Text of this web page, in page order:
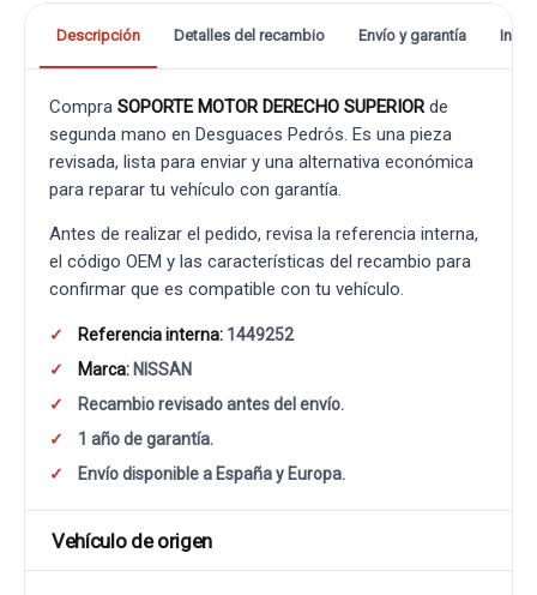
Descripción Detalles del recambio Envío y garantía
Compra SOPORTE MOTOR DERECHO SUPERIORde
segunda mano en Desguaces Pedrós. Es una pieza
revisada, lista para enviar y una alternativa económica
para reparar tu vehículo con garantía.
Antes de realizar el pedido, revisa la referencia interna,
el código OEM y las características del recambio para
confirmar que es compatible con tu vehículo.
Referencia interna: 1449252
Marca: NISSAN
Recambio revisado antes del envío.
1 año de garantía.
Envío disponible a España y Europa.
Vehículo de origen